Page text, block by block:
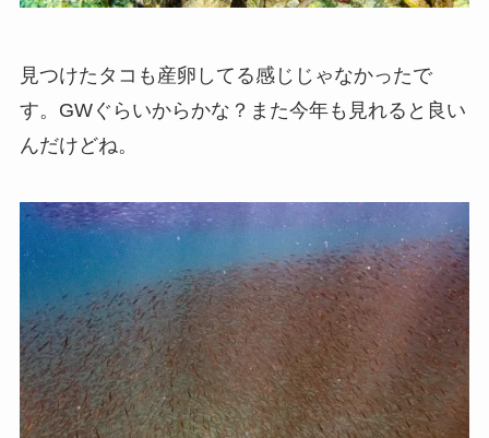
見つけたタコも産卵してる感じじゃなかったで
す。GWぐらいからかな？また今年も見れると良い
んだけどね。